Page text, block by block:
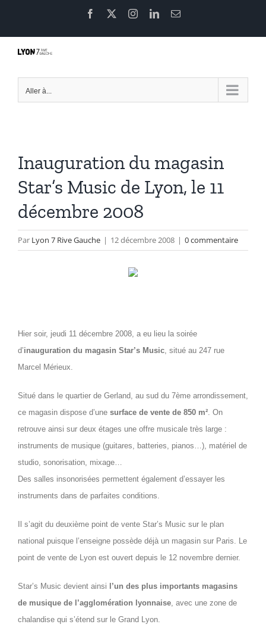
contenu
Facebook InstagramLinkedInEmail
Aller à...
Inauguration du magasin
Star’s Music de Lyon, le 11
décembre 2008
Par Lyon 7 Rive Gauche | 12 décembre 2008 | 0 commentaire
Hier soir, jeudi 11 décembre 2008, a eu lieu la soirée
d’inauguration du magasin Star’s Music, situé au 247 rue
Marcel Mérieux.
Situé dans le quartier de Gerland, au sud du 7ème arrondissement,
ce magasin dispose d’une surface de vente de 850 m². On
retrouve ainsi sur deux étages une offre musicale très large :
instruments de musique (guitares, batteries, pianos…), matériel de
studio, sonorisation, mixage…
Des salles insonorisées permettent également d’essayer les
instruments dans de parfaites conditions.
Il s’agit du deuxième point de vente Star’s Music sur le plan
national puisque l’enseigne possède déjà un magasin sur Paris. Le
point de vente de Lyon est ouvert depuis le 12 novembre dernier.
Star’s Music devient ainsi
l’un des plus importants magasins
de musique de l’agglomération lyonnaise, avec une zone de
chalandise qui s’étend sur le Grand Lyon.